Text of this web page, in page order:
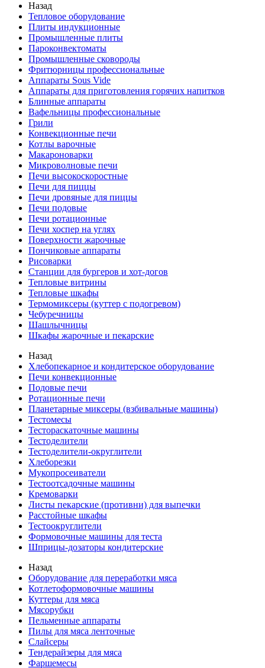
Назад
Тепловое оборудование
Плиты индукционные
Промышленные плиты
Пароконвектоматы
Промышленные сковороды
Фритюрницы профессиональные
Аппараты Sous Vide
Аппараты для приготовления горячих напитков
Блинные аппараты
Вафельницы профессиональные
Грили
Конвекционные печи
Котлы варочные
Макароноварки
Микроволновые печи
Печи высокоскоростные
Печи для пиццы
Печи дровяные для пиццы
Печи подовые
Печи ротационные
Печи хоспер на углях
Поверхности жарочные
Пончиковые аппараты
Рисоварки
Станции для бургеров и хот-догов
Тепловые витрины
Тепловые шкафы
Термомиксеры (куттер с подогревом)
Чебуречницы
Шашлычницы
Шкафы жарочные и пекарские
Назад
Хлебопекарное и кондитерское оборудование
Печи конвекционные
Подовые печи
Ротационные печи
Планетарные миксеры (взбивальные машины)
Тестомесы
Тестораскаточные машины
Тестоделители
Тестоделители-округлители
Хлеборезки
Мукопросеиватели
Тестоотсадочные машины
Кремоварки
Листы пекарские (противни) для выпечки
Расстойные шкафы
Тестоокруглители
Формовочные машины для теста
Шприцы-дозаторы кондитерские
Назад
Оборудование для переработки мяса
Котлетоформовочные машины
Куттеры для мяса
Мясорубки
Пельменные аппараты
Пилы для мяса ленточные
Слайсеры
Тендерайзеры для мяса
Фаршемесы